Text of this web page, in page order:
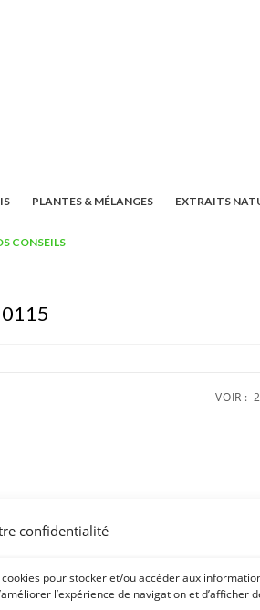
confidentialité
pour stocker et/ou accéder aux
l’expérience de navigation et d’afficher
PLANTES & MÉLANGES EXTRAITS
CONSEILS
0115
VOIR :